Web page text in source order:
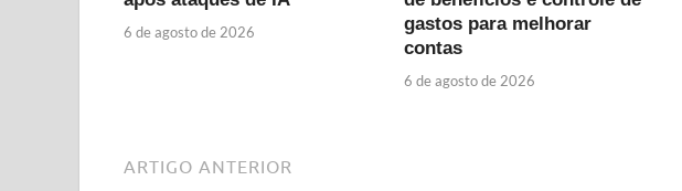
6 de agosto de 2026
gastos para melhorar
contas
6 de agosto de 2026
ARTIGO ANTERIOR